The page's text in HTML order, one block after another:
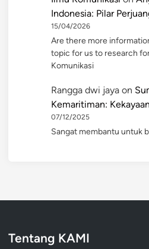
Indonesia: Pilar
15/04/2026
Are there more
topic for us to research
Komunikasi
Rangga dwi jaya on
Kemaritiman:
07/12/2025
Sangat membantu untuk
Tentang KAMI